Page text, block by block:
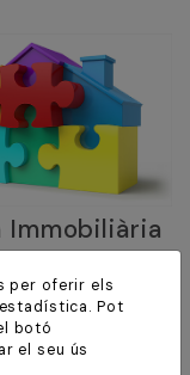
Immobiliària
immoble.
per oferir els
Pot
botó
el seu ús